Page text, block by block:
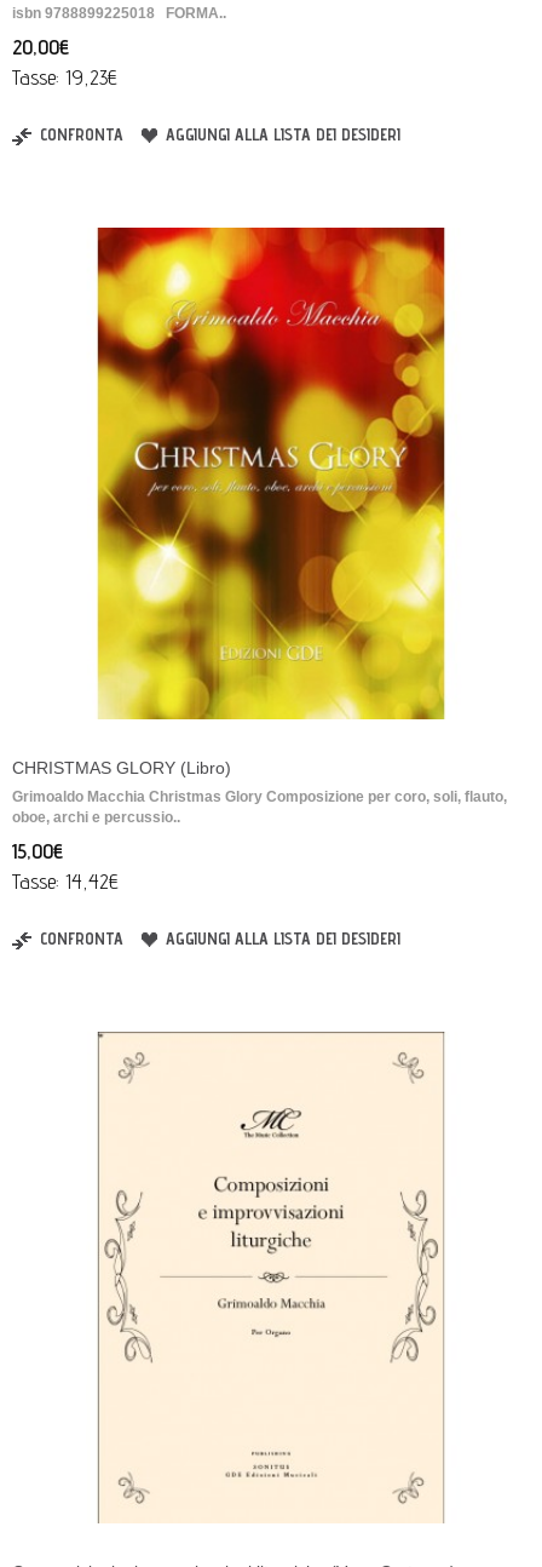
isbn 9788899225018 FORMA..
20,00€
Tasse: 19,23€
CONFRONTA AGGIUNGI ALLA LISTA DEI DESIDERI
CHRISTMAS GLORY (Libro)
Grimoaldo Macchia Christmas Glory Composizione per coro, soli, flauto,
oboe, archi e percussio..
15,00€
Tasse: 14,42€
CONFRONTA AGGIUNGI ALLA LISTA DEI DESIDERI